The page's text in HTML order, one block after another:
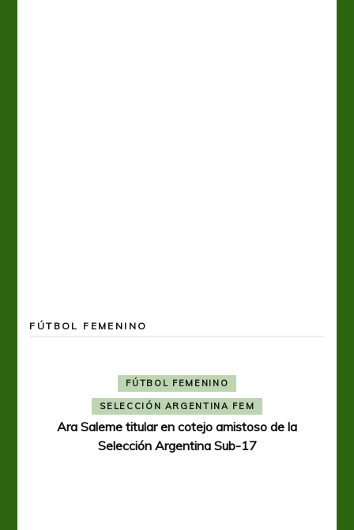
FÚTBOL FEMENINO
FÚTBOL FEMENINO
SELECCIÓN ARGENTINA FEM
Ara Saleme titular en cotejo amistoso de la
Selección Argentina Sub-17